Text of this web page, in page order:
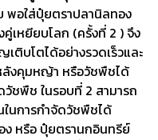
พอใส่ปุ๋ยตราปลานิลทอง
เหยียบโลก (ครั้งที่ 2 ) จึง
ติบโตได้อย่างรวดเร็วและ
ลังคุมหญ้า หรือวัชพืชได้
ชพืช ในรอบที่ 2 สามารถ
นการกำจัดวัชพืชได้
ง หรือ ปุ๋ยตรานกอินทรีย์